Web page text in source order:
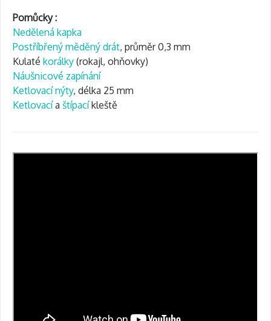
Pomůcky :
Nedělená kapka
Postříbřený měděný drát, průměr 0,3 mm
Kulaté korálky (rokajl, ohňovky)
Náušnicové zapínání
Ketlovací nýty, délka 25 mm
Ketlovacía štípacíkleště